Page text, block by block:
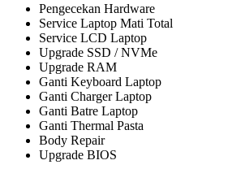
Pengecekan Hardware
Service Laptop Mati Total
Service LCD Laptop
Upgrade SSD / NVMe
Upgrade RAM
Ganti Keyboard Laptop
Ganti Charger Laptop
Ganti Batre Laptop
Ganti Thermal Pasta
Body Repair
Upgrade BIOS